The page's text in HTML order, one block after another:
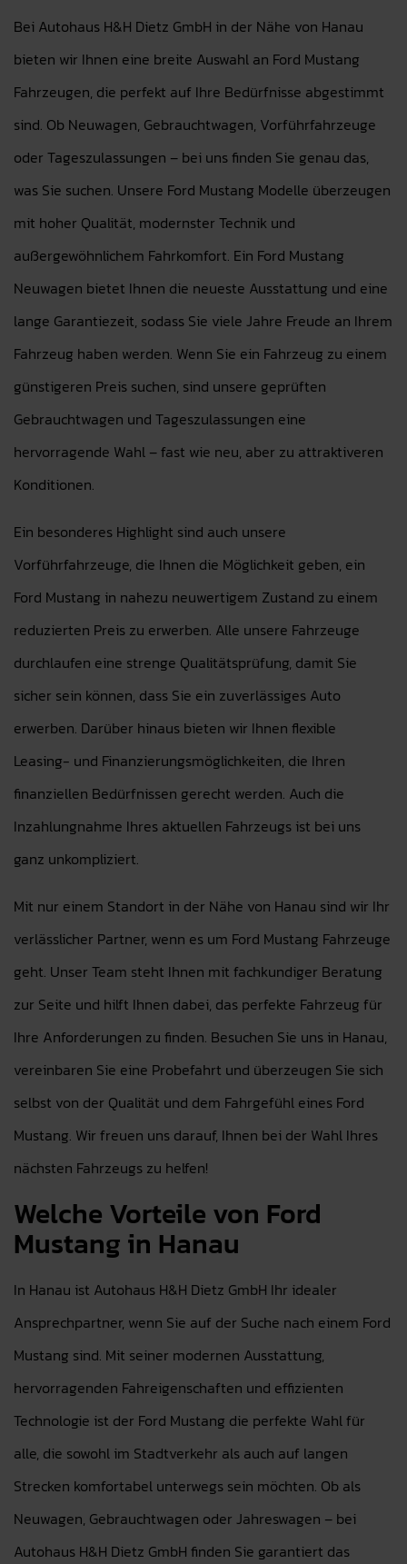
Bei Autohaus H&H Dietz GmbH in der Nähe von Hanau
bieten wir Ihnen eine breite Auswahl an Ford Mustang
Fahrzeugen, die perfekt auf Ihre Bedürfnisse abgestimmt
sind. Ob Neuwagen, Gebrauchtwagen, Vorführfahrzeuge
oder Tageszulassungen – bei uns finden Sie genau das,
was Sie suchen. Unsere Ford Mustang Modelle überzeugen
mit hoher Qualität, modernster Technik und
außergewöhnlichem Fahrkomfort. Ein Ford Mustang
Neuwagen bietet Ihnen die neueste Ausstattung und eine
lange Garantiezeit, sodass Sie viele Jahre Freude an Ihrem
Fahrzeug haben werden. Wenn Sie ein Fahrzeug zu einem
günstigeren Preis suchen, sind unsere geprüften
Gebrauchtwagen und Tageszulassungen eine
hervorragende Wahl – fast wie neu, aber zu attraktiveren
Konditionen.
Ein besonderes Highlight sind auch unsere
Vorführfahrzeuge, die Ihnen die Möglichkeit geben, ein
Ford Mustang in nahezu neuwertigem Zustand zu einem
reduzierten Preis zu erwerben. Alle unsere Fahrzeuge
durchlaufen eine strenge Qualitätsprüfung, damit Sie
sicher sein können, dass Sie ein zuverlässiges Auto
erwerben. Darüber hinaus bieten wir Ihnen flexible
Leasing- und Finanzierungsmöglichkeiten, die Ihren
finanziellen Bedürfnissen gerecht werden. Auch die
Inzahlungnahme Ihres aktuellen Fahrzeugs ist bei uns
ganz unkompliziert.
Mit nur einem Standort in der Nähe von Hanau sind wir Ihr
verlässlicher Partner, wenn es um Ford Mustang Fahrzeuge
geht. Unser Team steht Ihnen mit fachkundiger Beratung
zur Seite und hilft Ihnen dabei, das perfekte Fahrzeug für
Ihre Anforderungen zu finden. Besuchen Sie uns in Hanau,
vereinbaren Sie eine Probefahrt und überzeugen Sie sich
selbst von der Qualität und dem Fahrgefühl eines Ford
Mustang. Wir freuen uns darauf, Ihnen bei der Wahl Ihres
nächsten Fahrzeugs zu helfen!
Welche Vorteile von Ford
Mustang in Hanau
In Hanau ist Autohaus H&H Dietz GmbH Ihr idealer
Ansprechpartner, wenn Sie auf der Suche nach einem Ford
Mustang sind. Mit seiner modernen Ausstattung,
hervorragenden Fahreigenschaften und effizienten
Technologie ist der Ford Mustang die perfekte Wahl für
alle, die sowohl im Stadtverkehr als auch auf langen
Strecken komfortabel unterwegs sein möchten. Ob als
Neuwagen, Gebrauchtwagen oder Jahreswagen – bei
Autohaus H&H Dietz GmbH finden Sie garantiert das